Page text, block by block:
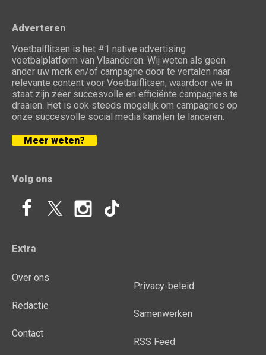
Adverteren
Voetbalflitsen is het #1 native advertising
voetbalplatform van Vlaanderen. Wij weten als geen
ander uw merk en/of campagne door te vertalen naar
relevante content voor Voetbalflitsen, waardoor we in
staat zijn zeer succesvolle en efficiënte campagnes te
draaien. Het is ook steeds mogelijk om campagnes op
onze succesvolle social media kanalen te lanceren.
Meer weten?
Volg ons
Extra
Over ons
Redactie
Contact
Privacy-beleid
Samenwerken
RSS Feed